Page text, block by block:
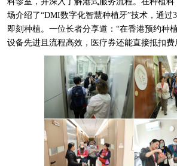
场介绍了“DMI数字化智慧种植牙”技术，通过
即刻种植。一位长者分享道：“在香港预约种
设备先进且流程高效，医疗券还能直接抵扣费